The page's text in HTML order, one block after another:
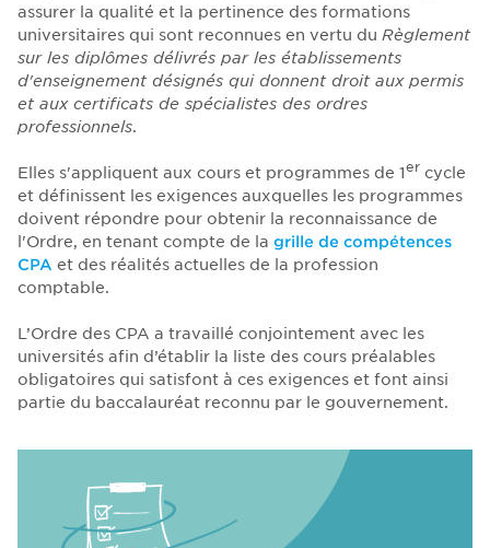
assurer la qualité et la pertinence des formations
universitaires qui sont reconnues en vertu du Règlement
sur les diplômes délivrés par les établissements
d'enseignement désignés qui donnent droit aux permis
et aux certificats de spécialistes des ordres
professionnels.
Elles s'appliquent aux cours et programmes de 1er cycle
et définissent les exigences auxquelles les programmes
doivent répondre pour obtenir la reconnaissance de
l'Ordre, en tenant compte de la grille de compétences
CPA et des réalités actuelles de la profession
comptable.
L’Ordre des CPA a travaillé conjointement avec les
universités afin d’établir la liste des cours préalables
obligatoires qui satisfont à ces exigences et font ainsi
partie du baccalauréat reconnu par le gouvernement.